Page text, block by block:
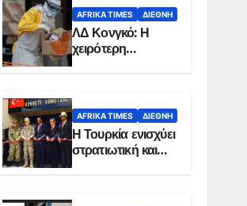
AFRIKA TIMES ΔΙΕΘΝΉ
ΛΔ Κονγκό: Η
χειρότερη
επιδημία Έμπολα
χώρας
AFRIKA TIMES ΔΙΕΘΝΉ
Η Τουρκία ενισχύει
στρατιωτική και
ενεργειακή
Σομαλία